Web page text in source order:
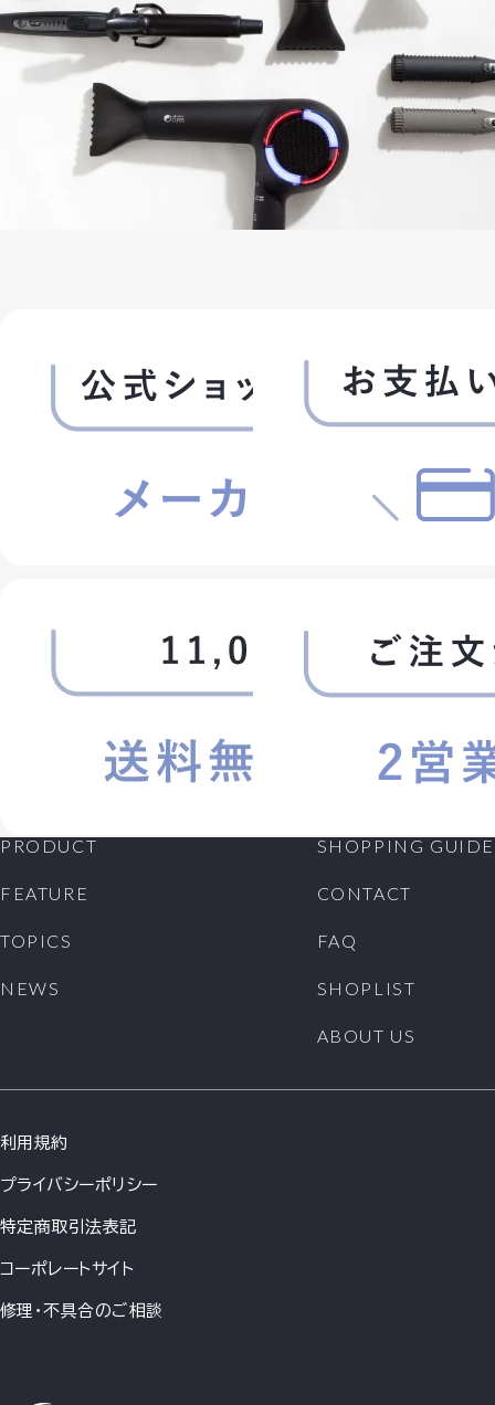
PRODUCT
FEATURE
TOPICS
NEWS
SHOPPING GUIDE
CONTACT
FAQ
SHOPLIST
ABOUT US
利用規約
プライバシーポリシー
特定商取引法表記
コーポレートサイト
修理・不具合のご相談